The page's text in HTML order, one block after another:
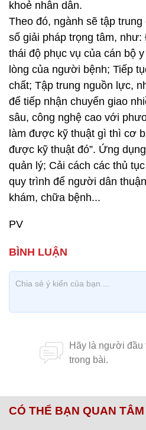
khoẻ nhân dân.
Theo đó, ngành sẽ tập
số giải pháp trọng tâm,
thái độ phục vụ của cán bộ
lòng của người bệnh; Tiếp
chất; Tập trung nguồn lực,
để tiếp nhận chuyển giao
sâu, công nghệ cao với
làm được kỹ thuật gì thì cơ
được kỹ thuật đó”. Ứng
quản lý; Cải cách các thủ
quy trình để người dân
khám, chữa bệnh...
PV
CÓ THỂ BẠN QUAN TÂM